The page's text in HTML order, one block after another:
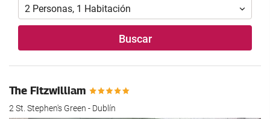
2 Personas, 1 Habitación
Buscar
The Fitzwilliam
2 St. Stephen's Green - Dublín